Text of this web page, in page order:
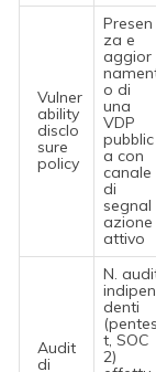
Vulner
ability
disclo
sure
policy
Presen
za e
aggior
o di
una
VDP
pubblic
a con
canale
di
segnal
azione
attivo
Audit
di
N.
indipen
denti
(pentes
t, SOC
2)